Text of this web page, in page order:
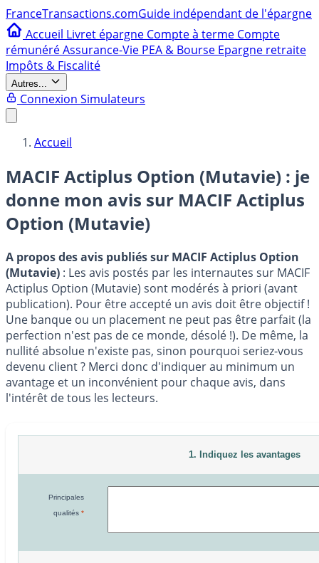
FranceTransactions.comGuide indépendant de l'épargne
Accueil Livret épargne Compte à terme Compte
rémunéréAssurance-Vie PEA & Bourse Epargne retraite
Impôts & Fiscalité
Autres...
Connexion Simulateurs
Accueil
MACIF Actiplus Option (Mutavie) : je
donne mon avis sur MACIF Actiplus
Option (Mutavie)
A propos des avis publiés sur MACIF Actiplus Option
(Mutavie) : Les avis postés par les internautes sur MACIF
Actiplus Option (Mutavie) sont modérés à priori (avant
publication). Pour être accepté un avis doit être objectif !
Une banque ou un placement ne peut pas être parfait (la
perfection n'est pas de ce monde, désolé !). De même, la
nullité absolue n'existe pas, sinon pourquoi seriez-vous
devenu client ? Merci donc d'indiquer au minimum un
avantage et un inconvénient pour chaque avis, dans
l'intérêt de tous les lecteurs.
1. Indiquez les avantages
Principales
qualités *